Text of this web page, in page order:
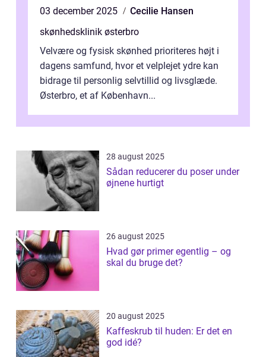
03 december 2025
Cecilie Hansen
skønhedsklinik østerbro
Velvære og fysisk skønhed prioriteres højt i
dagens samfund, hvor et velplejet ydre kan
bidrage til personlig selvtillid og livsglæde.
Østerbro, et af København...
28 august 2025
Sådan reducerer du poser under
øjnene hurtigt
26 august 2025
Hvad gør primer egentlig – og
skal du bruge det?
20 august 2025
Kaffeskrub til huden: Er det en
god idé?